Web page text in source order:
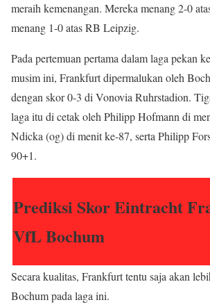
meraih kemenangan. Mereka menang 2-0
menang 1-0 atas RB Leipzig.
Pada pertemuan pertama dalam laga pekan
musim ini, Frankfurt dipermalukan oleh
dengan skor 0-3 di Vonovia Ruhrstadion.
laga itu di cetak oleh Philipp Hofmann di
Ndicka (og) di menit ke-87, serta Philipp
90+1.
Prediksi Skor Eintracht
VfL Bochum
Secara kualitas, Frankfurt tentu saja akan
Bochum pada laga ini.